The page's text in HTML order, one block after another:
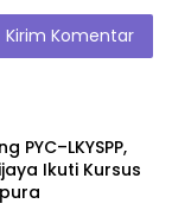
PYC–LKYSPP,
Ikuti Kursus